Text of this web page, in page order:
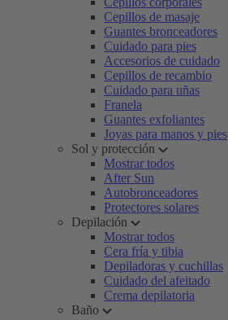
Cepillos de masaje
Guantes bronceadores
Cuidado para pies
Accesorios de cuidado
Cepillos de recambio
Cuidado para uñas
Franela
Guantes exfoliantes
Joyas para manos y pies
Sol y protección
Mostrar todos
After Sun
Autobronceadores
Protectores solares
Depilación
Mostrar todos
Cera fría y tibia
Depiladoras y cuchillas
Cuidado del afeitado
Crema depilatoria
Baño